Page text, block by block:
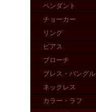
ペンダント
チョーカー
リング
ピアス
ブローチ
ブレス・バングル
ネックレス
カラー・ラフ